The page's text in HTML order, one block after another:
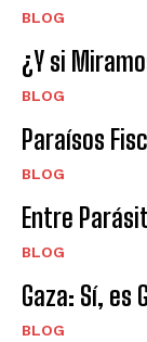
BLOG
¿Y si
BLOG
Paraísos
BLOG
Entre
BLOG
Gaza: Sí, es
BLOG